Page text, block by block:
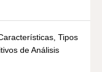
Tipos
de Análisis